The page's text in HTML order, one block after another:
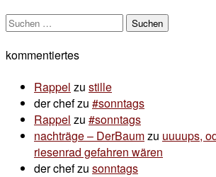
Suchen
kommentiertes
Rappel zu stille
der chefzu #sonntags
Rappel zu #sonntags
nachträge – DerBaumzu uuuups,
riesenrad gefahren wären
der chefzu sonntags